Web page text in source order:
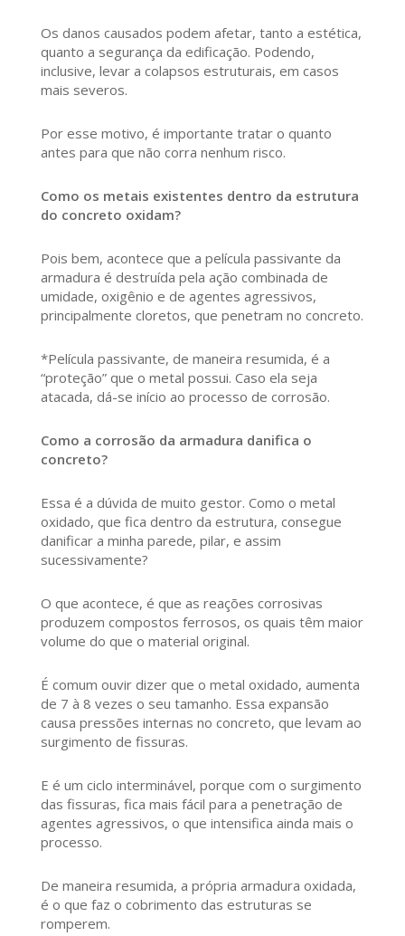
Os danos causados podem afetar, tanto a estética,
quanto a segurança da edificação. Podendo,
inclusive, levar a colapsos estruturais, em casos
mais severos.
Por esse motivo, é importante tratar o quanto
antes para que não corra nenhum risco.
Como os metais existentes dentro da estrutura
do concreto oxidam?
Pois bem, acontece que a película passivante da
armadura é destruída pela ação combinada de
umidade, oxigênio e de agentes agressivos,
principalmente cloretos, que penetram no concreto.
*Película passivante, de maneira resumida, é a
“proteção” que o metal possui. Caso ela seja
atacada, dá-se início ao processo de corrosão.
Como a corrosão da armadura danifica o
concreto?
Essa é a dúvida de muito gestor. Como o metal
oxidado, que fica dentro da estrutura, consegue
danificar a minha parede, pilar, e assim
sucessivamente?
O que acontece, é que as reações corrosivas
produzem compostos ferrosos, os quais têm maior
volume do que o material original.
É comum ouvir dizer que o metal oxidado, aumenta
de 7 à 8 vezes o seu tamanho. Essa expansão
causa pressões internas no concreto, que levam ao
surgimento de fissuras.
E é um ciclo interminável, porque com o surgimento
das fissuras, fica mais fácil para a penetração de
agentes agressivos, o que intensifica ainda mais o
processo.
De maneira resumida, a própria armadura oxidada,
é o que faz o cobrimento das estruturas se
romperem.